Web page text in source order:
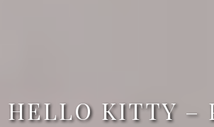
HELLO KITTY –